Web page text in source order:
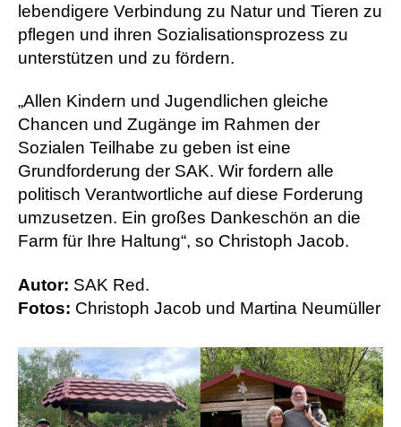
lebendigere Verbindung zu Natur und Tieren zu
pflegen und ihren Sozialisationsprozess zu
unterstützen und zu fördern.
„Allen Kindern und Jugendlichen gleiche
Chancen und Zugänge im Rahmen der
Sozialen Teilhabe zu geben ist eine
Grundforderung der SAK. Wir fordern alle
politisch Verantwortliche auf diese Forderung
umzusetzen. Ein großes Dankeschön an die
Farm für Ihre Haltung“, so Christoph Jacob.
Autor: SAK Red.
Fotos: Christoph Jacob und Martina Neumüller